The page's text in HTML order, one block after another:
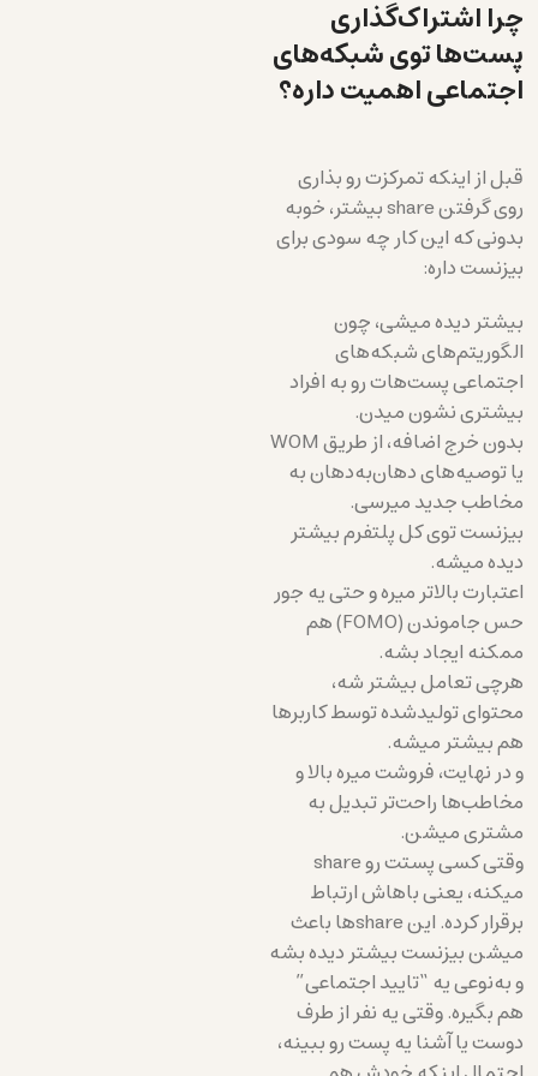
چرا اشتراک‌گذاری
پست‌ها توی شبکه‌های
اجتماعی اهمیت داره؟
قبل از اینکه تمرکزت رو بذاری
روی گرفتن share بیشتر، خوبه
بدونی که این کار چه سودی برای
بیزنست داره:
بیشتر دیده میشی، چون
الگوریتم‌های شبکه‌های
اجتماعی پست‌هات رو به افراد
بیشتری نشون میدن.
بدون خرج اضافه، از طریق WOM
یا توصیه‌های دهان‌به‌دهان به
مخاطب جدید میرسی.
بیزنست توی کل پلتفرم بیشتر
دیده میشه.
اعتبارت بالاتر میره و حتی یه جور
حس جاموندن (FOMO) هم
ممکنه ایجاد بشه.
هرچی تعامل بیشتر شه،
محتوای تولیدشده توسط کاربرها
هم بیشتر میشه.
و در نهایت، فروشت میره بالا و
مخاطب‌ها راحت‌تر تبدیل به
مشتری میشن.
وقتی کسی پستت رو share
میکنه، یعنی باهاش ارتباط
برقرار کرده. این shareها باعث
میشن بیزنست بیشتر دیده بشه
و به‌نوعی یه “تایید اجتماعی”
هم بگیره. وقتی یه نفر از طرف
دوست یا آشنا یه پست رو ببینه،